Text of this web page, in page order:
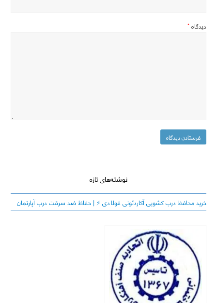
دیدگاه*
نوشته‌های تازه
خرید محافظ درب کشویی آکاردئونی فولادی ⚡️ | حفاظ ضد سرقت درب آپارتمان